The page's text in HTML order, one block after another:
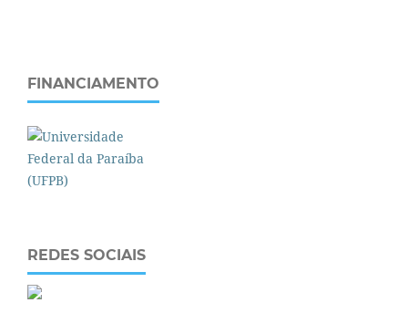
FINANCIAMENTO
REDES SOCIAIS